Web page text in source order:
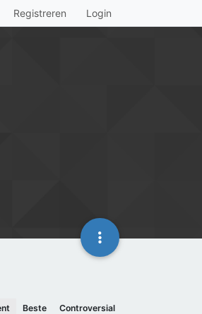
Registreren Login
Beste Controversial